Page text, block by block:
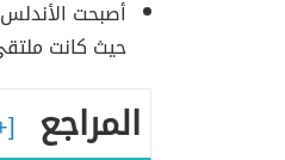
أصبحت الأندلس
حيث كانت
المراجع